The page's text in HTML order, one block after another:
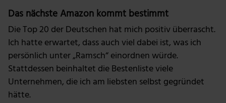
Das nächste Amazon kommt bestimmt
Die Top 20 der Deutschen hat mich positiv überrascht.
Ich hatte erwartet, dass auch viel dabei ist, was ich
persönlich unter „Ramsch“ einordnen würde.
Stattdessen beinhaltet die Bestenliste viele
Unternehmen, die ich am liebsten selbst gegründet
hätte.